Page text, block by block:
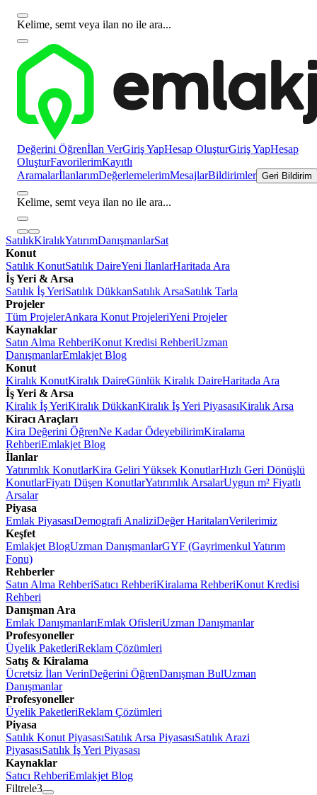
Kelime, semt veya ilan no ile ara...
Değerini Öğrenİlan VerGiriş YapHesap OluşturGiriş YapHesap
OluşturFavorilerimKayıtlı
AramalarİlanlarımDeğerlemelerimMesajlarBildirimler Geri Bildirim
Kelime, semt veya ilan no ile ara...
SatılıkKiralıkYatırımDanışmanlarSat
Konut
Satılık KonutSatılık DaireYeni İlanlarHaritada Ara
İş Yeri & Arsa
Satılık İş YeriSatılık DükkanSatılık ArsaSatılık Tarla
Projeler
Tüm ProjelerAnkara Konut ProjeleriYeni Projeler
Kaynaklar
Satın Alma RehberiKonut Kredisi RehberiUzman
DanışmanlarEmlakjet Blog
Konut
Kiralık KonutKiralık DaireGünlük Kiralık DaireHaritada Ara
İş Yeri & Arsa
Kiralık İş YeriKiralık DükkanKiralık İş Yeri PiyasasıKiralık Arsa
Kiracı Araçları
Kira Değerini ÖğrenNe Kadar ÖdeyebilirimKiralama
RehberiEmlakjet Blog
İlanlar
Yatırımlık KonutlarKira Geliri Yüksek KonutlarHızlı Geri Dönüşlü
KonutlarFiyatı Düşen KonutlarYatırımlık ArsalarUygun m² Fiyatlı
Arsalar
Piyasa
Emlak PiyasasıDemografi AnaliziDeğer HaritalarıVerilerimiz
Keşfet
Emlakjet BlogUzman DanışmanlarGYF (Gayrimenkul Yatırım
Fonu)
Rehberler
Satın Alma RehberiSatıcı RehberiKiralama RehberiKonut Kredisi
Rehberi
Danışman Ara
Emlak DanışmanlarıEmlak OfisleriUzman Danışmanlar
Profesyoneller
Üyelik PaketleriReklam Çözümleri
Satış & Kiralama
Ücretsiz İlan VerinDeğerini ÖğrenDanışman BulUzman
Danışmanlar
Profesyoneller
Üyelik PaketleriReklam Çözümleri
Piyasa
Satılık Konut PiyasasıSatılık Arsa PiyasasıSatılık Arazi
PiyasasıSatılık İş Yeri Piyasası
Kaynaklar
Satıcı RehberiEmlakjet Blog
Filtrele3